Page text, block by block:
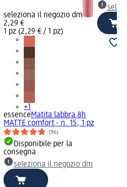
seleziona il negozio dm
2,29 €
1 pz (2,29 € / 1 pz)
+1
essenceMatita labbra 8h
MATTE comfort - n. 15, 1 pz
(96)
Disponibile per la
consegna
seleziona il negozio dm